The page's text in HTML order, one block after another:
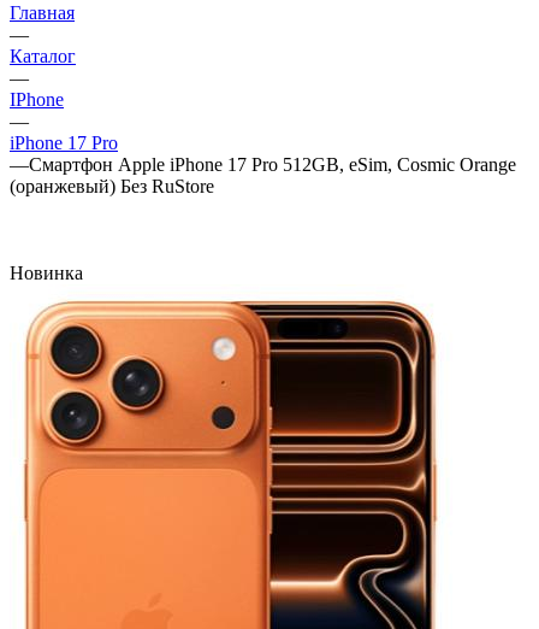
Главная
—
Каталог
—
IPhone
—
iPhone 17 Pro
—Смартфон Apple iPhone 17 Pro 512GB, eSim, Cosmic Orange
(оранжевый) Без RuStore
Новинка